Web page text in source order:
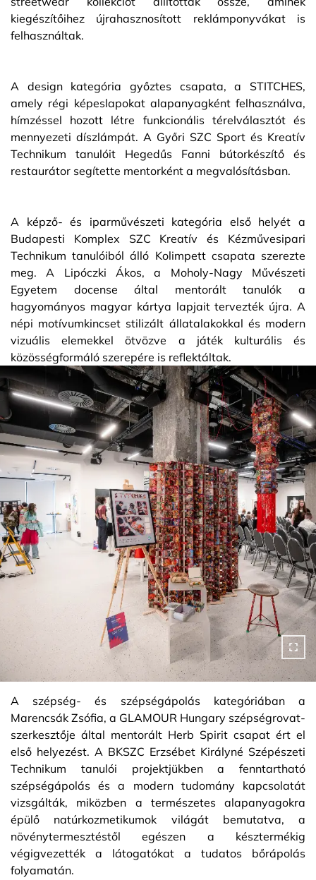
kiegészítőihez újrahasznosított reklámponyvákat is
felhasználtak.
A design kategória győztes csapata, a STITCHES,
amely régi képeslapokat alapanyagként felhasználva,
hímzéssel hozott létre funkcionális térelválasztót és
mennyezeti díszlámpát. A Győri SZC Sport és Kreatív
Technikum tanulóit Hegedűs Fanni bútorkészítő és
restaurátor segítette mentorként a megvalósításban.
A képző- és iparművészeti kategória első helyét a
Budapesti Komplex SZC Kreatív és Kézművesipari
Technikum tanulóiból álló Kolimpett csapata szerezte
meg. A Lipóczki Ákos, a Moholy-Nagy Művészeti
Egyetem docense által mentorált tanulók a
hagyományos magyar kártya lapjait tervezték újra. A
népi motívumkincset stilizált állatalakokkal és modern
vizuális elemekkel ötvözve a játék kulturális és
közösségformáló szerepére is reflektáltak.
A szépség- és szépségápolás kategóriában a
Marencsák Zsófia, a GLAMOUR Hungary szépségrovat-
szerkesztője által mentorált Herb Spirit csapat ért el
első helyezést. A BKSZC Erzsébet Királyné Szépészeti
Technikum tanulói projektjükben a fenntartható
szépségápolás és a modern tudomány kapcsolatát
vizsgálták, miközben a természetes alapanyagokra
épülő natúrkozmetikumok világát bemutatva, a
növénytermesztéstől egészen a késztermékig
végigvezették a látogatókat a tudatos bőrápolás
folyamatán.